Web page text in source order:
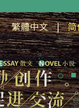
繁體中文 |